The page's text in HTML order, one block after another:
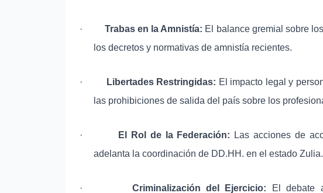
· Trabas en la Amnistía: El balance gremial sobre
los decretos y normativas de amnistía recientes.
· Libertades Restringidas: El impacto legal y
las prohibiciones de salida del país sobre los
· El Rol de la Federación: Las acciones de
adelanta la coordinación de DD.HH. en el estado Zulia.
· Criminalización del Ejercicio: El debate